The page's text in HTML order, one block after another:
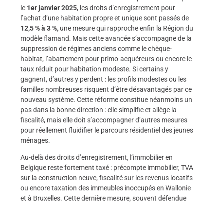
le 1er janvier 2025, les droits d’enregistrement pour
l’achat d’une habitation propre et unique sont passés de
12,5 % à 3 %, une mesure qui rapproche enfin la Région du
modèle flamand. Mais cette avancée s’accompagne de la
suppression de régimes anciens comme le chèque-
habitat, l’abattement pour primo-acquéreurs ou encore le
taux réduit pour habitation modeste. Si certains y
gagnent, d’autres y perdent : les profils modestes ou les
familles nombreuses risquent d’être désavantagés par ce
nouveau système. Cette réforme constitue néanmoins un
pas dans la bonne direction : elle simplifie et allège la
fiscalité, mais elle doit s’accompagner d’autres mesures
pour réellement fluidifier le parcours résidentiel des jeunes
ménages.
Au-delà des droits d’enregistrement, l’immobilier en
Belgique reste fortement taxé : précompte immobilier, TVA
sur la construction neuve, fiscalité sur les revenus locatifs
ou encore taxation des immeubles inoccupés en Wallonie
et à Bruxelles. Cette dernière mesure, souvent défendue